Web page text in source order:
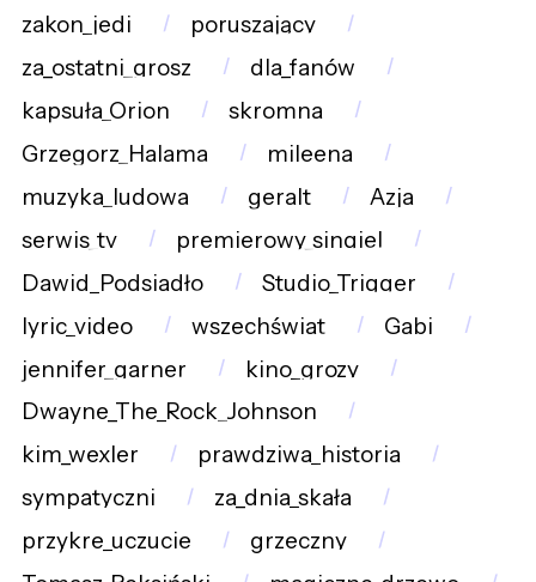
zakon_jedi
poruszający
za_ostatni_grosz
dla_fanów
kapsuła_Orion
skromna
Grzegorz_Halama
mileena
muzyka_ludowa
geralt
Azja
serwis_tv
premierowy_singiel
Dawid_Podsiadło
Studio_Trigger
lyric_video
wszechświat
Gabi
jennifer_garner
kino_grozy
Dwayne_The_Rock_Johnson
kim_wexler
prawdziwa_historia
sympatyczni
za_dnia_skała
przykre_uczucie
grzeczny